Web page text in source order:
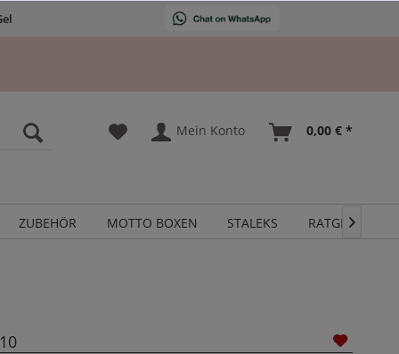
Mein Konto 0,00 € *
ZUBEHÖR MOTTO BOXEN STALEKS RATGEBER
